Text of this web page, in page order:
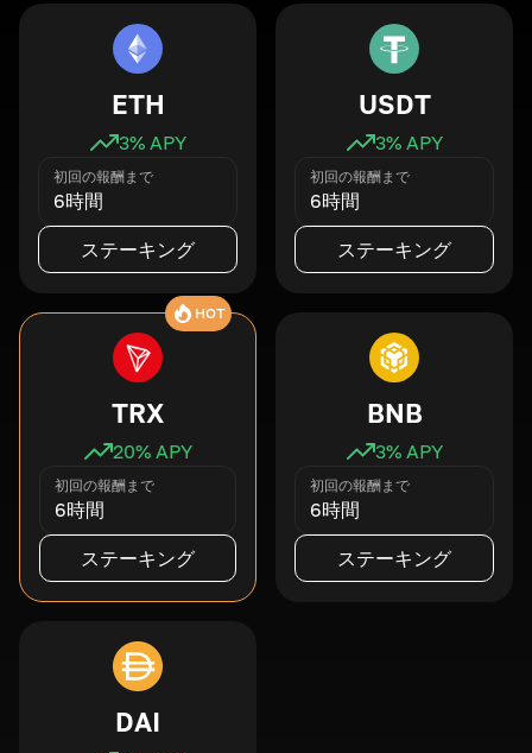
ETH
3% APY
初回の報酬まで
6時間
ステーキング
USDT
3% APY
初回の報酬まで
6時間
ステーキング
HOT
TRX
20% APY
初回の報酬まで
6時間
ステーキング
BNB
3% APY
初回の報酬まで
6時間
ステーキング
DAI